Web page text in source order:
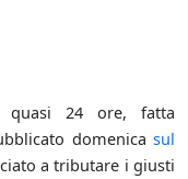
quasi 24 ore, fatta
domenica sul
a tributare i giusti